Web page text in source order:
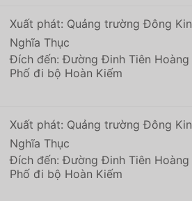
Xuất phát: Quảng trường Đông
Nghĩa Thục
Đích đến: Đường Đinh Tiên Hoàng
Phố đi bộ Hoàn Kiếm
Xuất phát: Quảng trường Đông
Nghĩa Thục
Đích đến: Đường Đinh Tiên Hoàng
Phố đi bộ Hoàn Kiếm